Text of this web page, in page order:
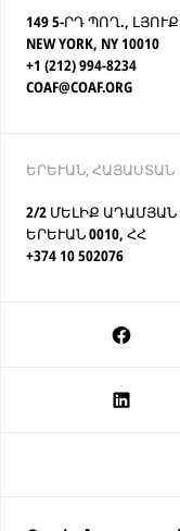
149 5-ՐԴ ՊՈՂ.,
NEW YORK, NY 10010
+1 (212) 994-8234
COAF@COAF.ORG
ԵՐԵՒԱՆ, ՀԱՅԱՍՏԱՆ
2/2 ՄԵԼԻՔ ԱԴԱՄՅԱՆ
ԵՐԵՒԱՆ 0010, ՀՀ
+374 10 502076